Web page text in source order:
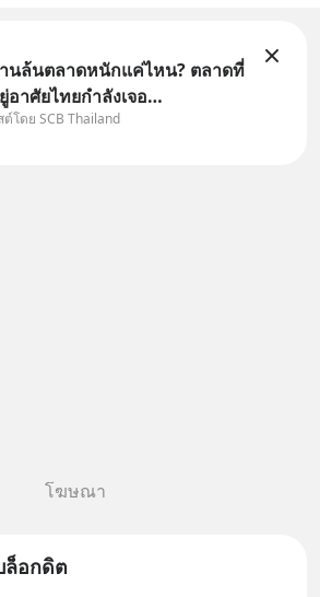
นล้นตลาดหนักแค่ไหน? ตลาดที่
อาศัยไทยกำลังเจอ
หนักกว่าที่คิด และ
ต์โดย SCB Thailand
โฆษณา
ล็อกดิต